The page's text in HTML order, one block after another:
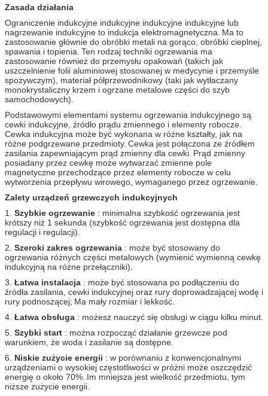
Zasada działania
Ograniczenie indukcyjne indukcyjne indukcyjne indukcyjne lub
nagrzewanie indukcyjne to indukcja elektromagnetyczna. Ma to
zastosowanie głównie do obróbki metali na gorąco, obróbki cieplnej,
spawania i topienia. Ten rodzaj techniki ogrzewania ma
zastosowanie również do przemysłu opakowań (takich jak
uszczelnienie folii aluminiowej stosowanej w medycynie i przemyśle
spożywczym), materiał półprzewodnikowy (taki jak wytłaczany
monokrystaliczny krzem i ogrzane metalowe części do szyb
samochodowych).
Podstawowymi elementami systemu ogrzewania indukcyjnego są
cewki indukcyjne, źródło prądu zmiennego i elementy robocze.
Cewka indukcyjna może być wykonana w różne kształty, jak na
różne podgrzewane przedmioty. Cewka jest połączona ze źródłem
zasilania zapewniającym prąd zmienny dla cewki. Prąd zmienny
posiadany przez cewkę może wytwarzać zmienne pole
magnetyczne przechodzące przez elementy robocze w celu
wytworzenia przepływu wirowego, wymaganego przez ogrzewanie.
Zalety urządzeń grzewczych indukcyjnych
1. Szybkie ogrzewanie : minimalna szybkość ogrzewania jest
krótszy niż 1 sekunda (szybkość ogrzewania jest dostępna dla
regulacji i regulacji).
2. Szeroki zakres ogrzewania : może być stosowany do
ogrzewania różnych części metalowych (wymienić wymienną cewkę
indukcyjną na różne przełączniki).
3. Łatwa instalacja : może być stosowana po podłączeniu do
źródła zasilania, cewki indukcyjnej oraz rury doprowadzającej wodę i
rury podnoszącej; Ma mały rozmiar i lekkość.
4. Łatwa obsługa : możesz nauczyć się obsługi w ciągu kilku minut.
5. Szybki start : można rozpocząć działanie grzewcze pod
warunkiem, że woda i zasilanie są dostępne.
6. Niskie zużycie energii : w porównaniu z konwencjonalnymi
urządzeniami o wysokiej częstotliwości w próżni może oszczędzić
energię o około 70%. Im mniejsza jest wielkość przedmiotu, tym
niższe zużycie energii.